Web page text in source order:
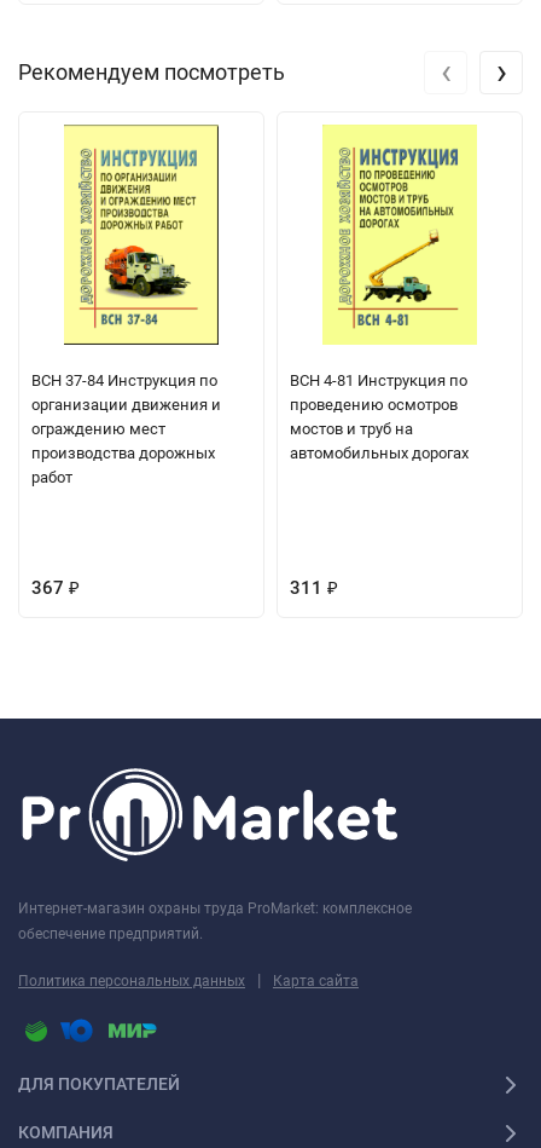
Рекомендуем посмотреть
ВСН 37-84 Инструкция по
организации движения и
ограждению мест
производства дорожных
работ
367 ₽
ВСН 4-81 Инструкция по
проведению осмотров
мостов и труб на
автомобильных дорогах
311 ₽
‹ ›
Интернет-магазин охраны труда ProMarket: комплексное
обеспечение предприятий.
Политика персональных данных | Карта сайта
ДЛЯ ПОКУПАТЕЛЕЙ
КОМПАНИЯ